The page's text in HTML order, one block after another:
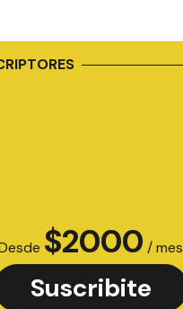
$2000 / mes
Suscribite